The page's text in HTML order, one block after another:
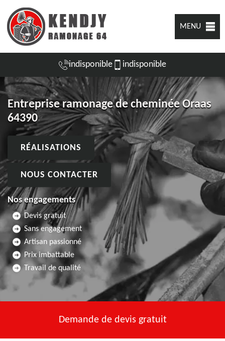
MENU
indisponible indisponible
Entreprise ramonage de cheminée Oraas
64390
RÉALISATIONS
NOUS CONTACTER
Nos engagements
Devis gratuit
Sans engagement
Artisan passionné
Prix imbattable
Travail de qualité
Demande de devis gratuit